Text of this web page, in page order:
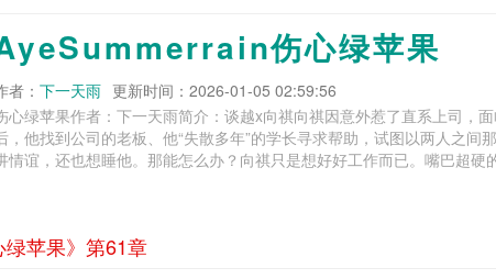
伤心绿苹果
者： 下一天雨 更新时间：2026-01-05 02:59:56
心绿苹果作者：下一天雨简介：谈越x向祺向祺因意外惹了直系上司，
，他找到公司的老板、他“失散多年”的学长寻求帮助，试图以两人之
绿苹果》第61章